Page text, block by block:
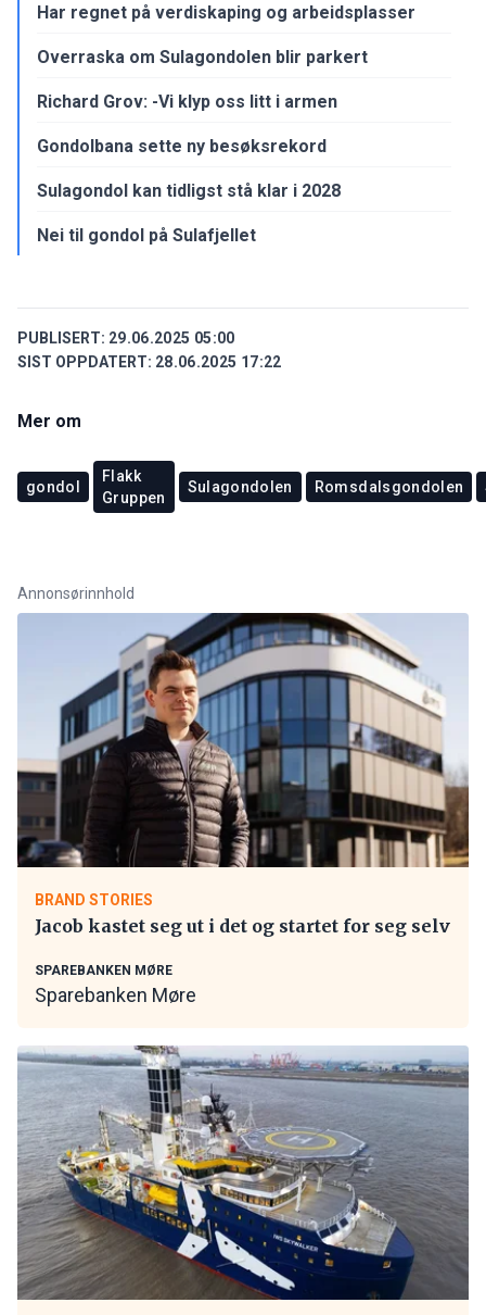
Har regnet på verdiskaping og arbeidsplasser
Overraska om Sulagondolen blir parkert
Richard Grov: -Vi klyp oss litt i armen
Gondolbana sette ny besøksrekord
Sulagondol kan tidligst stå klar i 2028
Nei til gondol på Sulafjellet
PUBLISERT: 29.06.2025 05:00
SIST OPPDATERT: 28.06.2025 17:22
Mer om
gondol
Flakk
Gruppen
Sulagondolen Romsdalsgondolen
Annonsørinnhold
BRAND STORIES
Jacob kastet seg ut i det og startet for seg selv
SPAREBANKEN MØRE
Sparebanken Møre